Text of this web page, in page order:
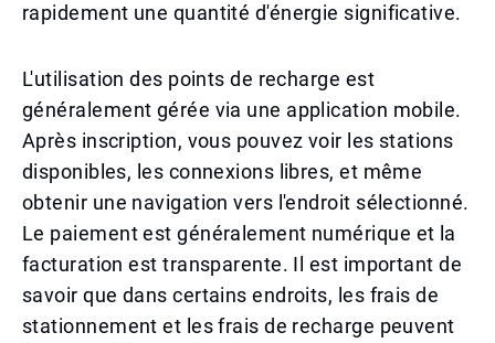
rapidement une quantité d'énergie significative.
L'utilisation des points de recharge est
généralement gérée via une application mobile.
Après inscription, vous pouvez voir les stations
disponibles, les connexions libres, et même
obtenir une navigation vers l'endroit sélectionné.
Le paiement est généralement numérique et la
facturation est transparente. Il est important de
savoir que dans certains endroits, les frais de
stationnement et les frais de recharge peuvent